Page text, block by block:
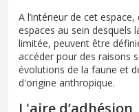
A l’intérieur de cet espace,
espaces au sein desquels
limitée, peuvent être
accéder pour des raisons
évolutions de la faune et
d'origine anthropique.
L'aire d’adhésion